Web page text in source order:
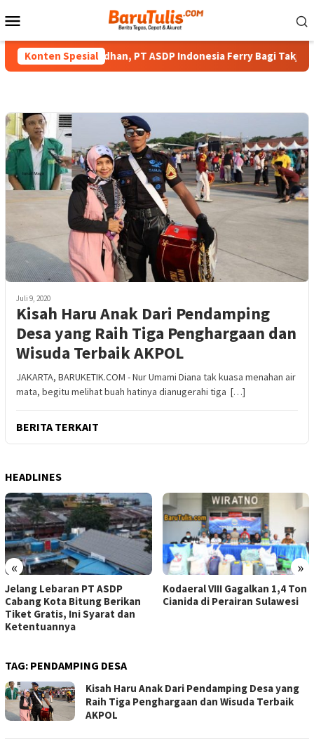
ke
Mobile
Konten Spesial
Bulan Ramadhan, PT ASDP Indonesia Ferry Bagi Takjil Ke
Juli 9, 2020
Kisah Haru Anak Dari Pendamping
Desa yang Raih Tiga Penghargaan dan
Wisuda Terbaik AKPOL
JAKARTA, BARUKETIK.COM - Nur Umami Diana tak kuasa menahan air
mata, begitu melihat buah hatinya dianugerahi tiga […]
BERITA TERKAIT
HEADLINES
« »
Jelang Lebaran PT ASDP
Cabang Kota Bitung Berikan
Tiket Gratis, Ini Syarat dan
Ketentuannya
Kodaeral VIII Gagalkan 1,4 Ton
Cianida di Perairan Sulawesi
TAG: PENDAMPING DESA
Kisah Haru Anak Dari Pendamping Desa yang
Raih Tiga Penghargaan dan Wisuda Terbaik
AKPOL